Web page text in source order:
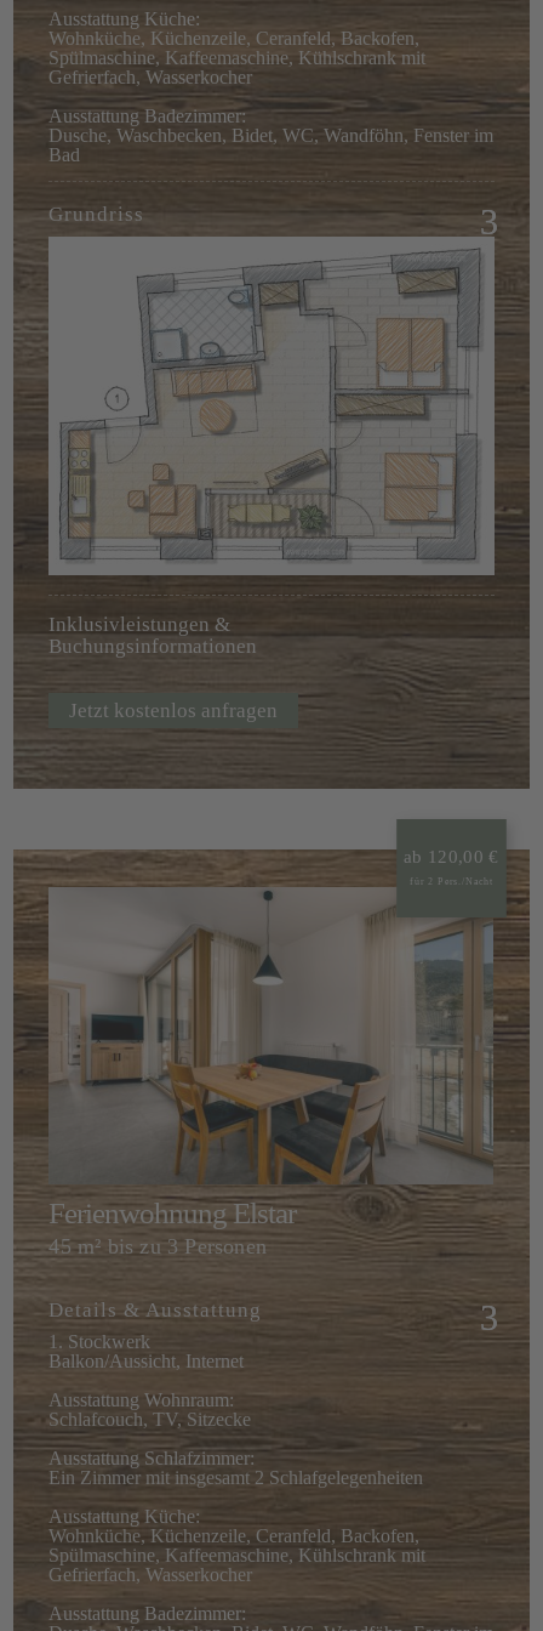
Ausstattung Küche:
Wohnküche, Küchenzeile, Ceranfeld, Backofen,
Spülmaschine, Kaffeemaschine, Kühlschrank mit
Gefrierfach, Wasserkocher
Ausstattung Badezimmer:
Dusche, Waschbecken, Bidet, WC, Wandföhn, Fenster im
Bad
Grundriss
Inklusivleistungen &
Buchungsinformationen
Jetzt kostenlos anfragen
Ferienwohnung Elstar
45 m² bis zu 3 Personen
Details & Ausstattung
1. Stockwerk
Balkon/Aussicht, Internet
Ausstattung Wohnraum:
Schlafcouch, TV, Sitzecke
Ausstattung Schlafzimmer:
Ein Zimmer mit insgesamt 2 Schlafgelegenheiten
Ausstattung Küche:
Wohnküche, Küchenzeile, Ceranfeld, Backofen,
Spülmaschine, Kaffeemaschine, Kühlschrank mit
Gefrierfach, Wasserkocher
Ausstattung Badezimmer:
ab 120,00 €
für 2 Pers./Nacht